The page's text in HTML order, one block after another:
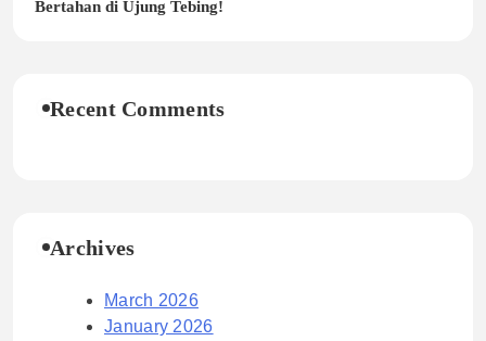
Bertahan di Ujung Tebing!
Recent Comments
Archives
March 2026
January 2026